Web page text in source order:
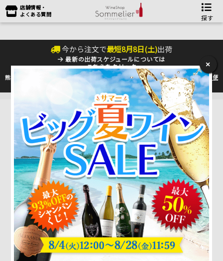
店舗情報・
よくある質問
探す
今から注文で最短8月8日(土)出荷
最新の出荷スケジュールについては
こちらをクリック
熊本地震の影響により九州への配送に遅れが生じております。最新情報は佐川急便
のHP
をご確認下さい。
×